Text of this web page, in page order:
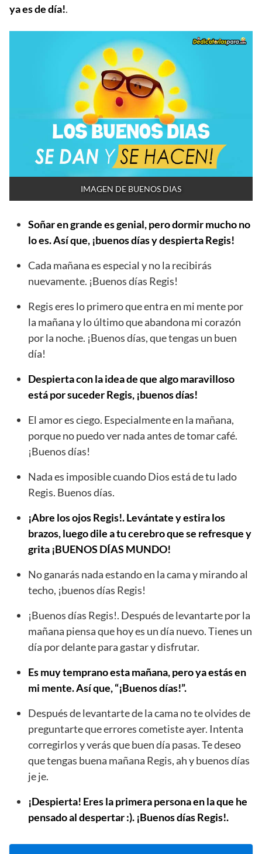
ya es de día!.
IMAGEN DE BUENOS DIAS
Soñar en grande es genial, pero dormir mucho no
lo es. Así que, ¡buenos días y despierta Regis!
Cada mañana es especial y no la recibirás
nuevamente. ¡Buenos días Regis!
Regis eres lo primero que entra en mi mente por
la mañana y lo último que abandona mi corazón
por la noche. ¡Buenos días, que tengas un buen
día!
Despierta con la idea de que algo maravilloso
está por suceder Regis, ¡buenos días!
El amor es ciego. Especialmente en la mañana,
porque no puedo ver nada antes de tomar café.
¡Buenos días!
Nada es imposible cuando Dios está de tu lado
Regis. Buenos días.
¡Abre los ojos Regis!. Levántate y estira los
brazos, luego dile a tu cerebro que se refresque y
grita ¡BUENOS DÍAS MUNDO!
No ganarás nada estando en la cama y mirando al
techo, ¡buenos días Regis!
¡Buenos días Regis!. Después de levantarte por la
mañana piensa que hoy es un día nuevo. Tienes un
día por delante para gastar y disfrutar.
Es muy temprano esta mañana, pero ya estás en
mi mente. Así que, “¡Buenos días!”.
Después de levantarte de la cama no te olvides de
preguntarte que errores cometiste ayer. Intenta
corregirlos y verás que buen día pasas. Te deseo
que tengas buena mañana Regis, ah y buenos días
je je.
¡Despierta! Eres la primera persona en la que he
pensado al despertar :). ¡Buenos días Regis!.